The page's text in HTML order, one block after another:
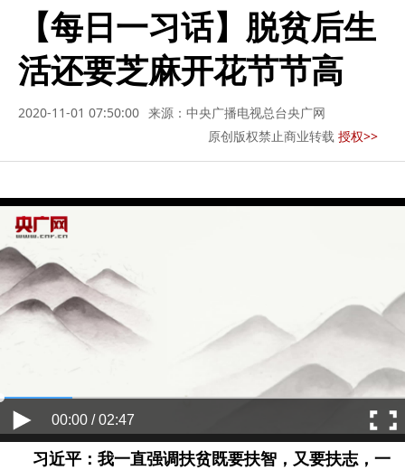
【每日一习话】脱贫后生
活还要芝麻开花节节高
2020-11-01 07:50:00 来源：中央广播电视总台央广网
原创版权禁止商业转载 授权>>
00:00 / 02:47
习近平：我一直强调扶贫既要扶智，又要扶志，一